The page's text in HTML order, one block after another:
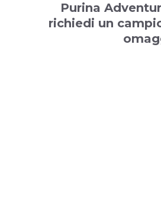
Purina
richiedi un